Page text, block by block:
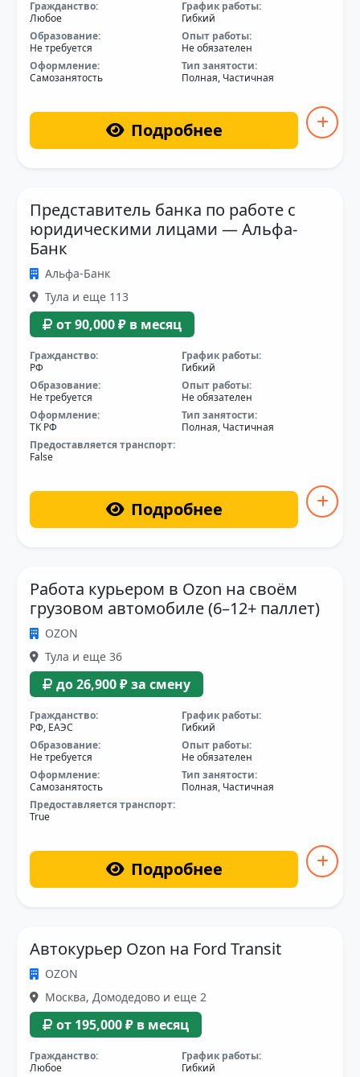
Гражданство:
Любое
График работы:
Гибкий
Образование:
Не требуется
Опыт работы:
Не обязателен
Оформление:
Самозанятость
Тип занятости:
Полная, Частичная
Подробнее
Представитель банка по работе с
юридическими лицами — Альфа-
Банк
Альфа-Банк
Тула и еще 113
от 90,000 ₽ в месяц
Гражданство:
РФ
График работы:
Гибкий
Образование:
Не требуется
Опыт работы:
Не обязателен
Оформление:
ТК РФ
Тип занятости:
Полная, Частичная
Предоставляется транспорт:
False
Подробнее
Работа курьером в Ozon на своём
грузовом автомобиле (6–12+ паллет)
OZON
Тула и еще 36
до 26,900 ₽ за смену
Гражданство:
РФ, ЕАЭС
График работы:
Гибкий
Образование:
Не требуется
Опыт работы:
Не обязателен
Оформление:
Самозанятость
Тип занятости:
Полная, Частичная
Предоставляется транспорт:
True
Подробнее
Автокурьер Ozon на Ford Transit
OZON
Москва, Домодедово и еще 2
от 195,000 ₽ в месяц
Гражданство:
Любое
График работы:
Гибкий